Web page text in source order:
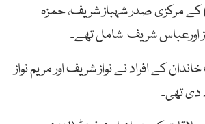
کے مرکزی صدر شہباز شریف، حمزہ
اورعباس شریف شامل تھے۔
کے افراد نے نواز شریف اور مریم نواز
دی تھی۔